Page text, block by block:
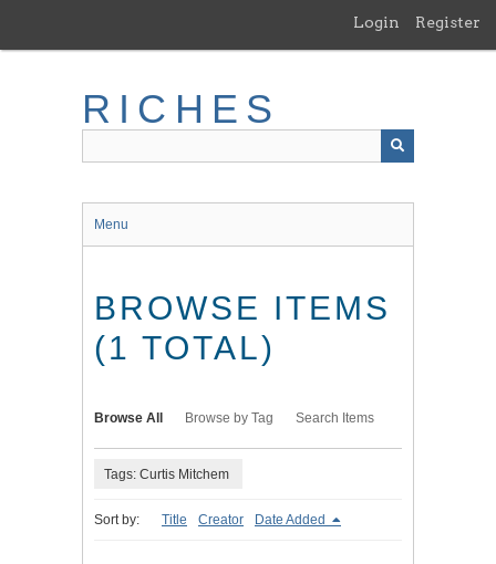
main
Login Register
RICHES
Menu
BROWSE ITEMS
(1 TOTAL)
Browse All Browse by Tag Search Items
Tags: Curtis Mitchem
Sort by: Title Creator Date Added